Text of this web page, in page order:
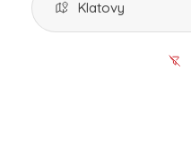
Klatovy